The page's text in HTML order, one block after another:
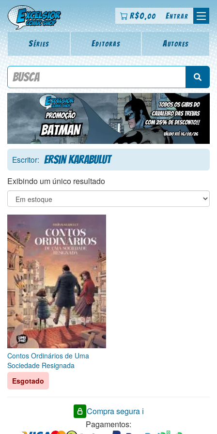
R$0,00 Entrar
Séries Editoras Autores
Procure por título da revista, personagem, série, escritor,
Escritor: Ersin Karabulut
Exibindo um único resultado
Contos Ordinários de Uma
Sociedade Resignada
Esgotado
Compra segura ℹ️
Pagamentos: